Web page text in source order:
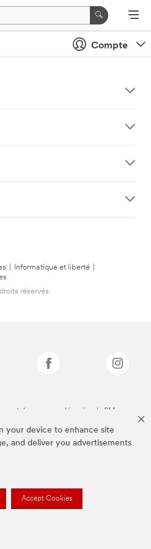
your device to enhance site
and deliver you advertisements
Accept Cookies
Compte
Informatique et liberté
réservés.
sont des marques déposées de 3M.